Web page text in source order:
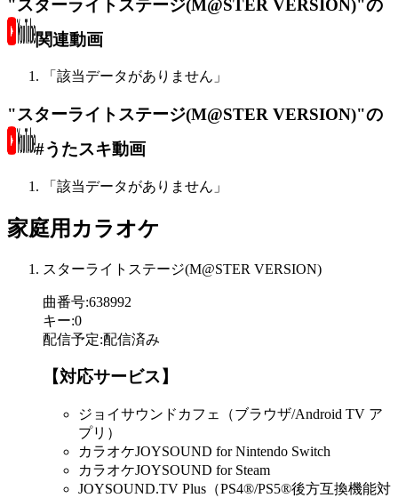
"スターライトステージ(M@STER VERSION)"の
関連動画
「該当データがありません」
"スターライトステージ(M@STER VERSION)"の
#うたスキ動画
「該当データがありません」
家庭用カラオケ
スターライトステージ(M@STER VERSION)
曲番号:638992
キー:0
配信予定:配信済み
【対応サービス】
ジョイサウンドカフェ（ブラウザ/Android TV ア
プリ）
カラオケJOYSOUND for Nintendo Switch
カラオケJOYSOUND for Steam
JOYSOUND.TV Plus（PS4®/PS5®後方互換機能対